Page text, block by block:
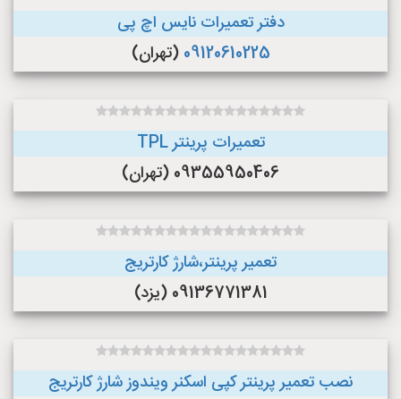
دفتر تعمیرات نایس اچ پی
09120610225 (تهران)
تعمیرات پرینتر TPL
09355950406 (تهران)
تعمیر پرینتر،شارژ کارتریج
09136771381 (یزد)
نصب تعمیر پرینتر کپی اسکنر ویندوز شارژ کارتریج